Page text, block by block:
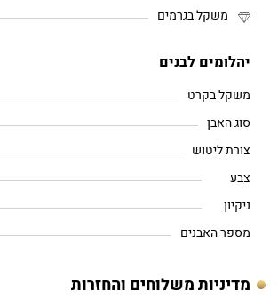
משקל בגרמים
יהלומים לבנים
משקל בקרט
סוג האבן
צורת ליטוש
צבע
ניקיון
מספר האבנים
מדיניות משלוחים והחזרות